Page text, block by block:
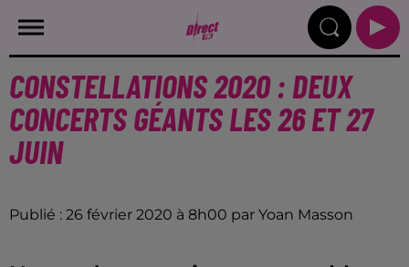
CONSTELLATIONS 2020 : DEUX
CONCERTS GÉANTS LES 26 ET 27
JUIN
Publié : 26 février 2020 à 8h00 par Yoan Masson